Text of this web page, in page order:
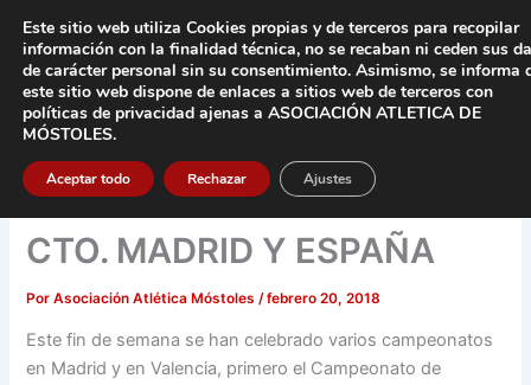
contenido
Main
CTO. MADRID Y ESPAÑA
PorAsociación Atlética Móstoles/febrero 20, 2018
Este fin de semana se han celebrado varios campeonatos
en Madrid y en Valencia, primero el Campeonato de
Este sitio web utiliza Cookies propias y de terceros para recopilar
información con la finalidad técnica, no se recaban ni ceden sus
de carácter personal sin su consentimiento. Asimismo, se informa
este sitio web dispone de enlaces a sitios web de terceros con
políticas de privacidad ajenas a ASOCIACIÓN ATLETICA DE
MÓSTOLES.
Aceptar todo Rechazar Ajustes